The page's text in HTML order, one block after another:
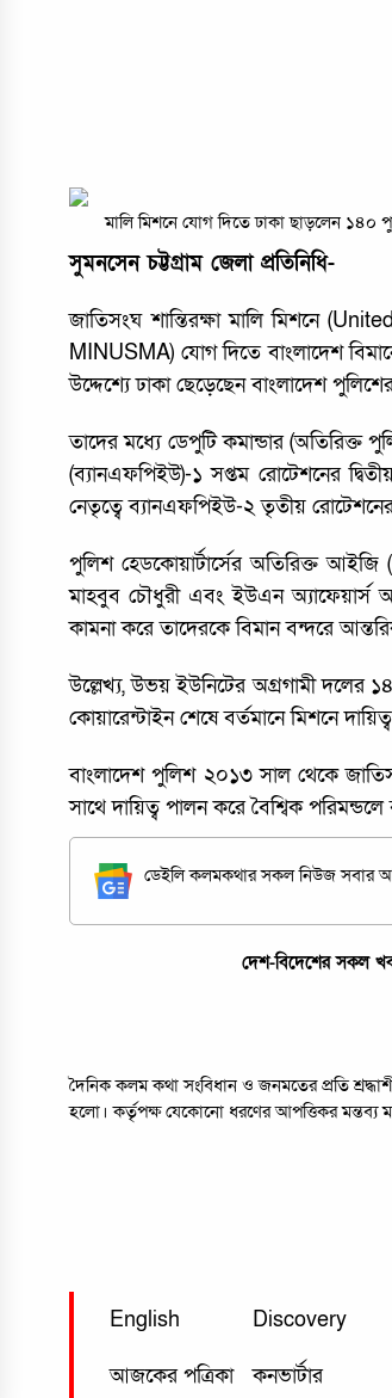
মালি মিশনে যোগ দিতে ঢাকা ছাড়লেন ১৪০
সুমনসেন চট্টগ্রাম জেলা প্রতিনিধি-
জাতিসংঘ শান্তিরক্ষা মালি মিশনে
MINUSMA) যোগ দিতে বাংলাদেশ
উদ্দেশ্যে ঢাকা ছেড়েছেন বাংলাদেশ
তাদের মধ্যে ডেপুটি কমান্ডার
(ব্যানএফপিইউ)-১ সপ্তম রোটেশনের
নেতৃত্বে ব্যানএফপিইউ-২ তৃতীয়
পুলিশ হেডকোয়ার্টার্সের অতিরিক্ত
মাহবুব চৌধুরী এবং ইউএন অ্যাফেয়ার্স
কামনা করে তাদেরকে বিমান বন্দরে
উল্লেখ্য, উভয় ইউনিটের অগ্রগামী দলের
কোয়ারেন্টাইন শেষে বর্তমানে মিশনে
বাংলাদেশ পুলিশ ২০১৩ সাল থেকে
সাথে দায়িত্ব পালন করে বৈশ্বিক
ডেইলি কলমকথার সকল নিউজ সবার
দেশ-বিদেশের সকল
দৈনিক কলম কথা সংবিধান ও জনমতের প্রতি
হলো। কর্তৃপক্ষ যেকোনো ধরণের আপত্তিকর মন্তব্য
English Discovery
আজকের পত্রিকা কনভার্টার